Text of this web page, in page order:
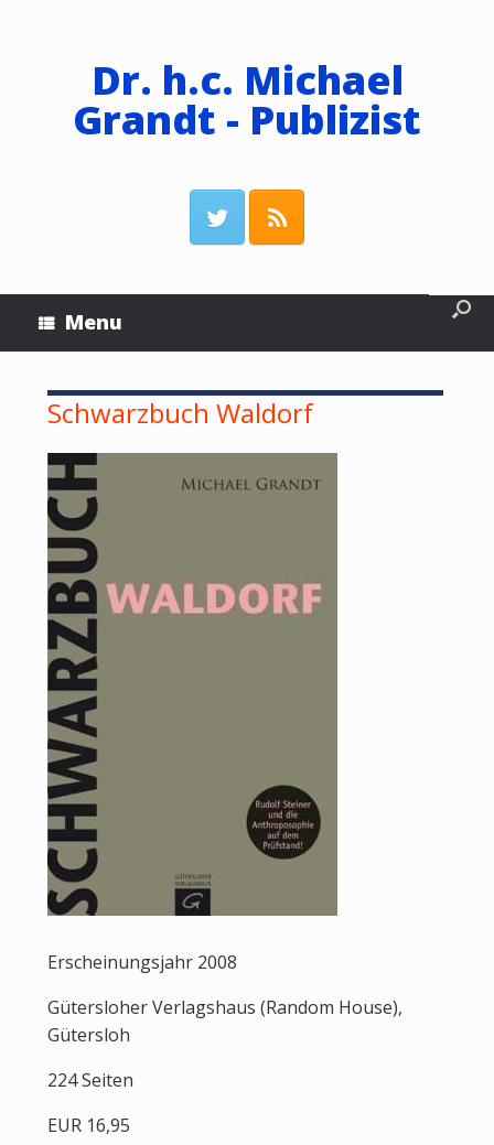
Dr. h.c. Michael
Grandt - Publizist
Menu
Schwarzbuch Waldorf
Erscheinungsjahr 2008
Gütersloher Verlagshaus (Random House),
Gütersloh
224 Seiten
EUR 16,95